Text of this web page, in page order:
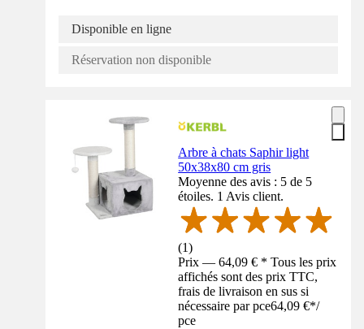
Disponible en ligne
Réservation non disponible
Arbre à chats Saphir light
50x38x80 cm gris
Moyenne des avis : 5 de 5
étoiles. 1 Avis client.
(1)
Prix — 64,09 € * Tous les prix
affichés sont des prix TTC,
frais de livraison en sus si
nécessaire par pce64,09 €*/
pce